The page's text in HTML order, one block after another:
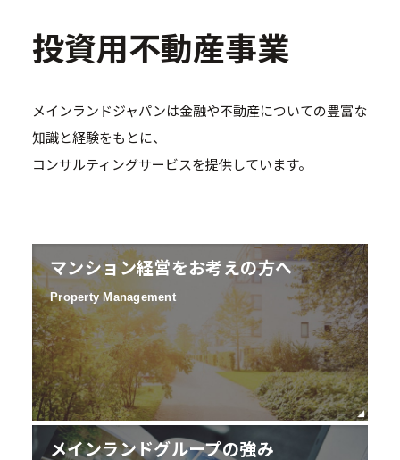
投資用不動産事業
メインランドジャパンは金融や不動産についての豊富な
知識と経験をもとに、
コンサルティングサービスを提供しています。
マンション経営をお考えの方へ
Property Management
メインランドグループの強み